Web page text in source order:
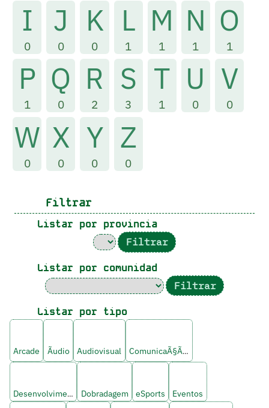
I
0
J
0
K
0
L
1
M
1
N
1
O
1
P
1
Q
0
R
2
S
3
T
1
U
0
V
0
W
0
X
0
Y
0
Z
0
Filtrar
Listar por provincia
Listar por comunidad
Listar por tipo
Arcade Ãudio Audiovisual ComunicaÃ§Ã£o
Desenvolvimento Dobradagem eSports Eventos